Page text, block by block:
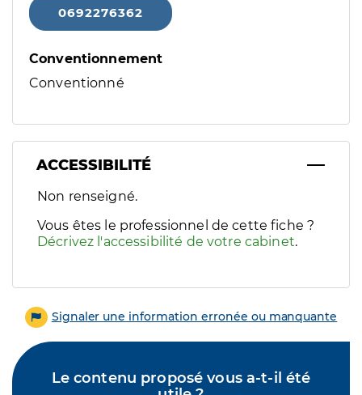
0692276362
Conventionnement
Conventionné
ACCESSIBILITÉ
Filtres
Sélectionnez un ou plusieurs handicaps/besoins
Non renseigné.
Vous êtes le professionnel de cette fiche ?
Décrivez l'accessibilité de votre cabinet.
Signaler une information erronée ou manquante
Le contenu proposé vous a-t-il été